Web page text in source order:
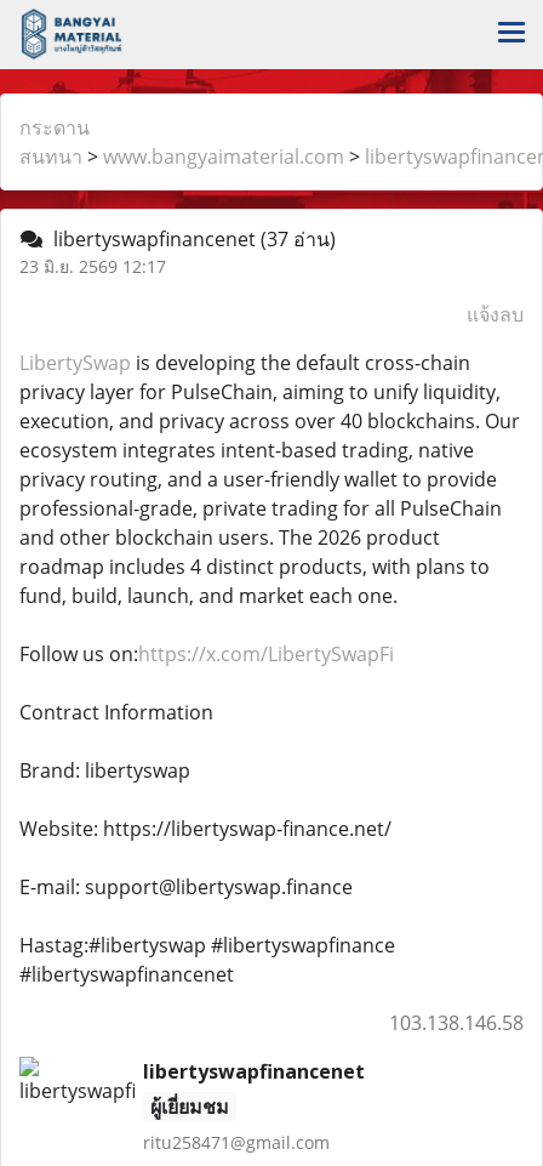
กระดาน
สนทนา >www.bangyaimaterial.com >
libertyswapfinancenet(37 อ่าน)
23 มิ.ย. 2569 12:17
แจ้งลบ
LibertySwap is developing the default cross-chain
privacy layer for PulseChain, aiming to unify liquidity,
execution, and privacy across over 40 blockchains. Our
ecosystem integrates intent-based trading, native
privacy routing, and a user-friendly wallet to provide
professional-grade, private trading for all PulseChain
and other blockchain users. The 2026 product
roadmap includes 4 distinct products, with plans to
fund, build, launch, and market each one.
Follow us on:https://x.com/LibertySwapFi
Contract Information
Brand: libertyswap
Website: https://libertyswap-finance.net/
E-mail: support@libertyswap.finance
Hastag:#libertyswap #libertyswapfinance
#libertyswapfinancenet
103.138.146.58
libertyswapfinancenet
ผู้เยี่ยมชม
ritu258471@gmail.com